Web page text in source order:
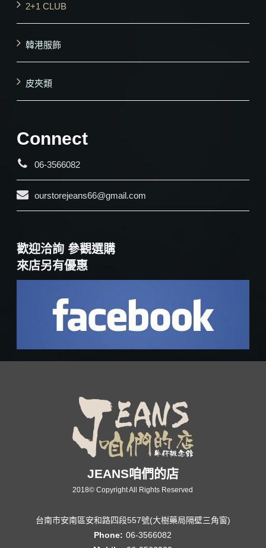
2+1 CLUB
韓港服飾
皮夾類
Connect
06-3566082
ourstorejeans66@gmail.com
歡迎洽詢 參觀選購
來店另有優惠
JEANS咱們的店
2018© Copyright All Rights Reserved
台南市安南區安和路四段557號(大樹藥局隔壁三角窗)
Phone: 06-3566082